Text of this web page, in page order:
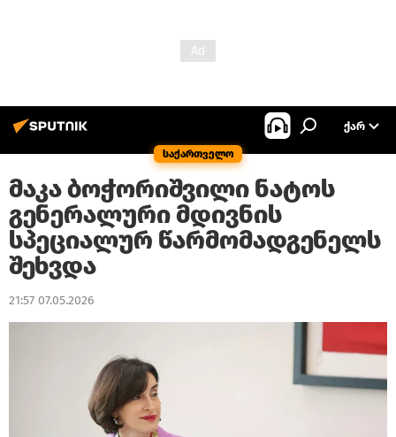
საქართველო
ᲥᲐᲠ
მაკა ბოჭორიშვილი ნატოს
გენერალური მდივნის
სპეციალურ წარმომადგენელს
შეხვდა
21:57 07.05.2026